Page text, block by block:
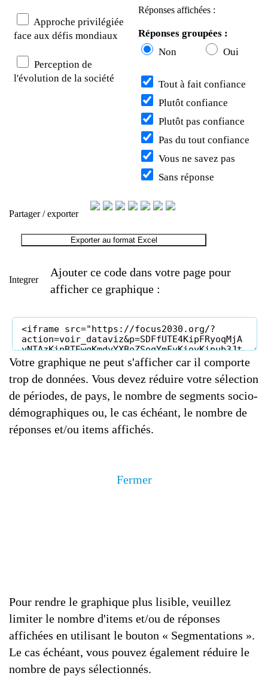
Approche privilégiée
face aux défis mondiaux
Perception de
l'évolution de la société
Réponses affichées :
Réponses groupées :
Non
Oui
Tout à fait confiance
Plutôt confiance
Plutôt pas confiance
Pas du tout confiance
Vous ne savez pas
Sans réponse
Partager / exporter
Exporter au format Excel
Integrer
Ajouter ce code dans votre page pour
afficher ce graphique :
Votre graphique ne peut s'afficher car il comporte
trop de données. Vous devez réduire votre sélection
de périodes, de pays, le nombre de segments socio-
démographiques ou, le cas échéant, le nombre de
réponses et/ou items affichés.
Fermer
Pour rendre le graphique plus lisible, veuillez
limiter le nombre d'items et/ou de réponses
affichées en utilisant le bouton « Segmentations ».
Le cas échéant, vous pouvez également réduire le
nombre de pays sélectionnés.